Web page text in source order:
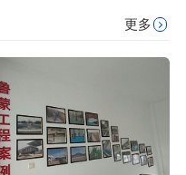
更多